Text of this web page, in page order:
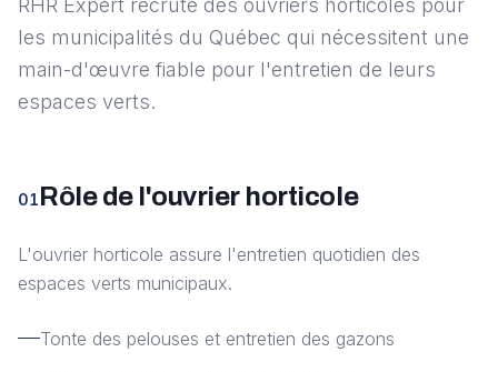
RHR Expert recrute des ouvriers horticoles pour
les municipalités du Québec qui nécessitent une
main-d'œuvre fiable pour l'entretien de leurs
espaces verts.
01Rôle de l'ouvrier horticole
L'ouvrier horticole assure l'entretien quotidien des
espaces verts municipaux.
Tonte des pelouses et entretien des gazons